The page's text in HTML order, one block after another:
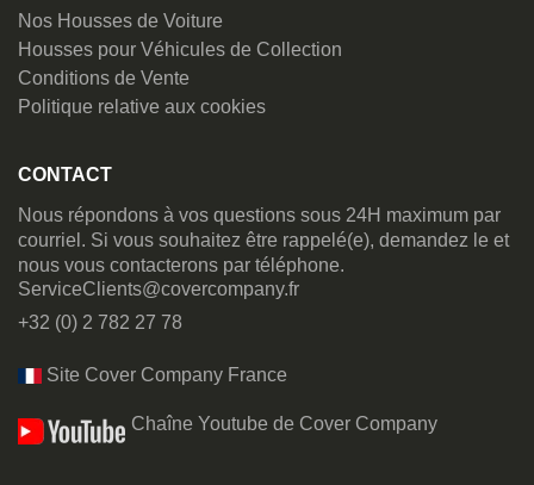
Nos Housses de Voiture
Housses pour Véhicules de Collection
Conditions de Vente
Politique relative aux cookies
CONTACT
Nous répondons à vos questions sous 24H maximum par
courriel. Si vous souhaitez être rappelé(e), demandez le et
nous vous contacterons par téléphone.
ServiceClients@covercompany.fr
+32 (0) 2 782 27 78
Site Cover Company France
Chaîne Youtube de Cover Company